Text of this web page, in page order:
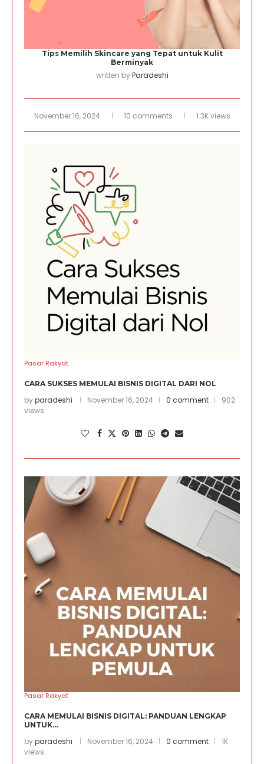
Tips Memilih Skincare yang Tepat untuk Kulit
Berminyak
written byParadeshi
November 16, 2024 10 comments 1.3K views
Pasar Rakyat
CARA SUKSES MEMULAI BISNIS DIGITAL DARI NOL
byparadeshi November 16, 2024 0 comment
902
views
Pasar Rakyat
CARA MEMULAI BISNIS DIGITAL: PANDUAN LENGKAP
UNTUK...
byparadeshi November 16, 2024 0 comment
1K
views